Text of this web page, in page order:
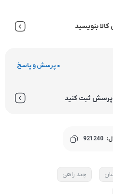
کالا بنویسید
0 پرسش و پاسخ
پرسش ثبت کنید
921240
چند راهی